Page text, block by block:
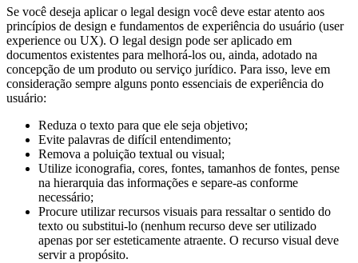
Se você deseja aplicar o legal design você deve estar atento aos
princípios de design e fundamentos de experiência do usuário (user
experience ou UX). O legal design pode ser aplicado em
documentos existentes para melhorá-los ou, ainda, adotado na
concepção de um produto ou serviço jurídico. Para isso, leve em
consideração sempre alguns ponto essenciais de experiência do
usuário:
Reduza o texto para que ele seja objetivo;
Evite palavras de difícil entendimento;
Remova a poluição textual ou visual;
Utilize iconografia, cores, fontes, tamanhos de fontes, pense
na hierarquia das informações e separe-as conforme
necessário;
Procure utilizar recursos visuais para ressaltar o sentido do
texto ou substitui-lo (nenhum recurso deve ser utilizado
apenas por ser esteticamente atraente. O recurso visual deve
servir a propósito.